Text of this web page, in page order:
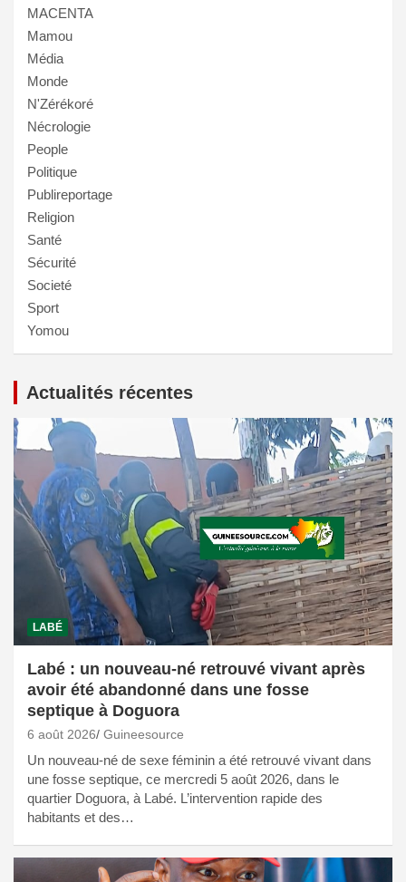
MACENTA
Mamou
Média
Monde
N'Zérékoré
Nécrologie
People
Politique
Publireportage
Religion
Santé
Sécurité
Societé
Sport
Yomou
Actualités récentes
LABÉ
Labé : un nouveau-né retrouvé vivant après
avoir été abandonné dans une fosse
septique à Doguora
6 août 2026 Guineesource
Un nouveau-né de sexe féminin a été retrouvé vivant dans
une fosse septique, ce mercredi 5 août 2026, dans le
quartier Doguora, à Labé. L’intervention rapide des
habitants et des…